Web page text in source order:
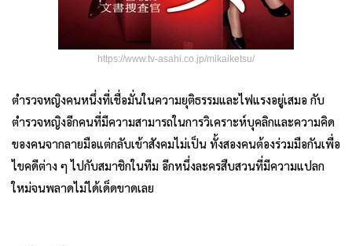
https://www.tv-asahi.co.jp/mikaiketsu/
ตำรวจหญิงคนหนึ่งที่เชื่อมั่นในความยุติธรรมและไฟแรงอยู่เสมอ กับ
ตำรวจหญิงอีกคนที่มีความสามารถในการวิเคราะห์บุคลิกและความคิด
ของคนจากลายมือแต่กลับเข้าสังคมไม่เป็น ทั้งสองคนต้องร่วมมือกันเพื่อ
ไขคดีต่าง ๆ ไปกับสมาชิกในทีม อีกหนึ่งละครสืบสวนที่มีความแปลก
ใหม่จนพลาดไม่ได้เด็ดขาดเลย